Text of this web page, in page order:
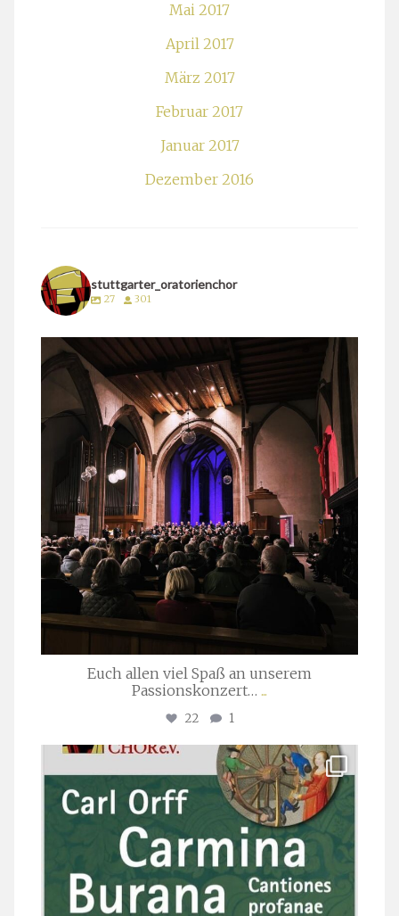
Mai 2017
April 2017
März 2017
Februar 2017
Januar 2017
Dezember 2016
stuttgarter_oratorienchor
27 301
stuttgarter_oratorienchor
März 24
Euch allen viel Spaß an unserem
Passionskonzert… ...
22 1
stuttgarter_oratorienchor
Juli 22